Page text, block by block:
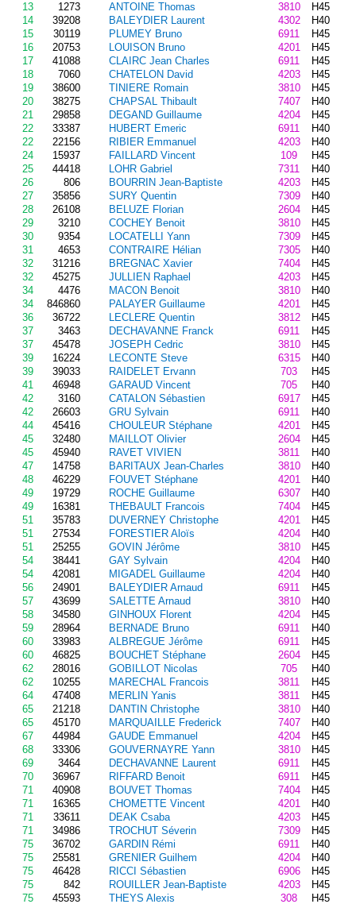
13
1273 ANTOINE Thomas 3810
H45
14
39208 BALEYDIER Laurent 4302
H40
15
30119 PLUMEY Bruno 6911
H45
16
20753 LOUISON Bruno 4201
H45
17
41088 CLAIRC Jean Charles 6911
H45
18
7060 CHATELON David 4203
H45
19
38600 TINIERE Romain 3810
H45
20
38275 CHAPSAL Thibault 7407
H40
21
29858 DEGAND Guillaume 4204
H45
22
33387 HUBERT Emeric 6911
H40
22
22156 RIBIER Emmanuel 4203
H40
24
15937 FAILLARD Vincent 109
H45
25
44418 LOHR Gabriel 7311
H40
26
806 BOURRIN Jean-Baptiste 4203
H45
27
35856 SURY Quentin 7309
H40
28
26108 BELUZE Florian 2604
H45
29
3210 COCHEY Benoit 3810
H45
30
9354 LOCATELLI Yann 7309
H45
31
4653 CONTRAIRE Hélian 7305
H40
32
31216 BREGNAC Xavier 7404
H45
32
45275 JULLIEN Raphael 4203
H45
34
4476 MACON Benoit 3810
H40
34
846860 PALAYER Guillaume 4201
H45
36
36722 LECLERE Quentin 3812
H45
37
3463 DECHAVANNE Franck 6911
H45
37
45478 JOSEPH Cedric 3810
H45
39
16224 LECONTE Steve 6315
H40
39
39033 RAIDELET Ervann 703
H45
41
46948 GARAUD Vincent 705
H40
42
3160 CATALON Sébastien 6917
H45
42
26603 GRU Sylvain 6911
H40
44
45416 CHOULEUR Stéphane 4201
H45
45
32480 MAILLOT Olivier 2604
H45
45
45940 RAVET VIVIEN 3811
H40
47
14758 BARITAUX Jean-Charles 3810
H40
48
46229 FOUVET Stéphane 4201
H40
49
19729 ROCHE Guillaume 6307
H40
49
16381 THEBAULT Francois 7404
H45
51
35783 DUVERNEY Christophe 4201
H45
51
27534 FORESTIER Aloïs 4204
H40
51
25255 GOVIN Jérôme 3810
H45
54
38441 GAY Sylvain 4204
H40
54
42081 MIGADEL Guillaume 4204
H40
56
24901 BALEYDIER Arnaud 6911
H45
57
43699 SALETTE Arnaud 3810
H40
58
34580 GINHOUX Florent 4204
H45
59
28964 BERNADE Bruno 6911
H40
60
33983 ALBREGUE Jérôme 6911
H45
60
46825 BOUCHET Stéphane 2604
H45
62
28016 GOBILLOT Nicolas 705
H40
62
10255 MARECHAL Francois 3811
H45
64
47408 MERLIN Yanis 3811
H45
65
21218 DANTIN Christophe 3810
H40
65
45170 MARQUAILLE Frederick 7407
H40
67
44984 GAUDE Emmanuel 4204
H45
68
33306 GOUVERNAYRE Yann 3810
H45
69
3464 DECHAVANNE Laurent 6911
H45
70
36967 RIFFARD Benoit 6911
H45
71
40908 BOUVET Thomas 7404
H45
71
16365 CHOMETTE Vincent 4201
H40
71
33611 DEAK Csaba 4203
H45
71
34986 TROCHUT Séverin 7309
H45
75
36702 GARDIN Rémi 6911
H40
75
25581 GRENIER Guilhem 4204
H40
75
46428 RICCI Sébastien 6906
H45
75
842 ROUILLER Jean-Baptiste 4203
H45
75
45593 THEYS Alexis 308 H45